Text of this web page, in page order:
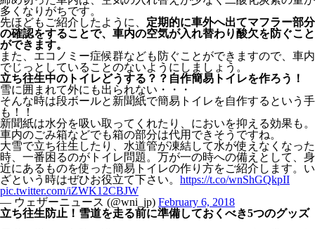
多くなりがちです。
先ほどもご紹介したように、 定期的に車外へ出てマフラー部分
の確認をすることで、車内の空気が入れ替わり酸欠を防ぐこと
ができます。
また、エコノミー症候群なども防ぐことができますので、車内
でじっとしていることのないようにしましょう。
立ち往生中のトイレどうする？？自作簡易トイレを作ろう！
雪に囲まれて外にも出られない・・・
そんな時は段ボールと新聞紙で簡易トイレを自作するという手
も！！
新聞紙は水分を吸い取ってくれたり、においを抑える効果も。
車内のごみ箱などでも箱の部分は代用できそうですね。
大雪で立ち往生したり、水道管が凍結して水が使えなくなった
時、一番困るのがトイレ問題。万が一の時への備えとして、身
近にあるものを使った簡易トイレの作り方をご紹介します。い
ざという時はぜひお役立て下さい。 https://t.co/wnShGQkpII
pic.twitter.com/iZWK12CBJW
— ウェザーニュース (@wni_jp) February 6, 2018
立ち往生防止！雪道を走る前に準備しておくべき5つのグッズ